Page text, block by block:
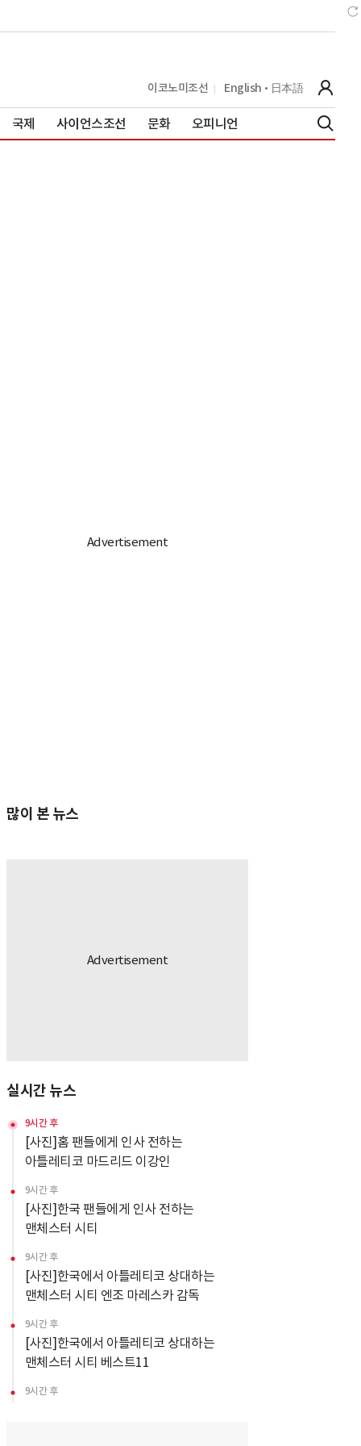
이코노미조선 English 日本語
국제 사이언스조선 문화 오피니언
많이 본 뉴스
실시간 뉴스
9시간 후
[사진]홈 팬들에게 인사 전하는
아틀레티코 마드리드 이강인
9시간 후
[사진]한국 팬들에게 인사 전하는
맨체스터 시티
9시간 후
[사진]한국에서 아틀레티코 상대하는
맨체스터 시티 엔조 마레스카 감독
9시간 후
[사진]한국에서 아틀레티코 상대하는
맨체스터 시티 베스트11
9시간 후